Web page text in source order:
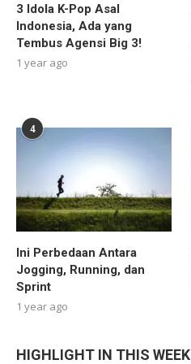
3 Idola K-Pop Asal
Indonesia, Ada yang
Tembus Agensi Big 3!
1 year ago
4
Ini Perbedaan Antara
Jogging, Running, dan
Sprint
1 year ago
HIGHLIGHT IN THIS WEEK